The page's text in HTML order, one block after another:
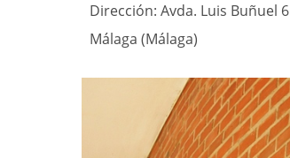
Dirección: Avda. Luis Buñuel 6
Málaga (Málaga)